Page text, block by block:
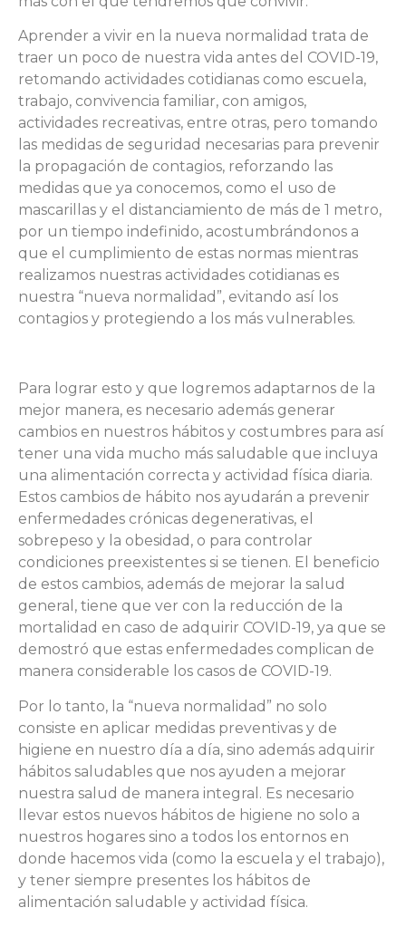
Aprender a vivir en la nueva normalidad trata de
traer un poco de nuestra vida antes del COVID-19,
retomando actividades cotidianas como escuela,
trabajo, convivencia familiar, con amigos,
actividades recreativas, entre otras, pero tomando
las medidas de seguridad necesarias para prevenir
la propagación de contagios, reforzando las
medidas que ya conocemos, como el uso de
mascarillas y el distanciamiento de más de 1 metro,
por un tiempo indefinido, acostumbrándonos a
que el cumplimiento de estas normas mientras
realizamos nuestras actividades cotidianas es
nuestra “nueva normalidad”, evitando así los
contagios y protegiendo a los más vulnerables.
Para lograr esto y que logremos adaptarnos de la
mejor manera, es necesario además generar
cambios en nuestros hábitos y costumbres para así
tener una vida mucho más saludable que incluya
una alimentación correcta y actividad física diaria.
Estos cambios de hábito nos ayudarán a prevenir
enfermedades crónicas degenerativas, el
sobrepeso y la obesidad, o para controlar
condiciones preexistentes si se tienen. El beneficio
de estos cambios, además de mejorar la salud
general, tiene que ver con la reducción de la
mortalidad en caso de adquirir COVID-19, ya que se
demostró que estas enfermedades complican de
manera considerable los casos de COVID-19.
Por lo tanto, la “nueva normalidad” no solo
consiste en aplicar medidas preventivas y de
higiene en nuestro día a día, sino además adquirir
hábitos saludables que nos ayuden a mejorar
nuestra salud de manera integral. Es necesario
llevar estos nuevos hábitos de higiene no solo a
nuestros hogares sino a todos los entornos en
donde hacemos vida (como la escuela y el trabajo),
y tener siempre presentes los hábitos de
alimentación saludable y actividad física.